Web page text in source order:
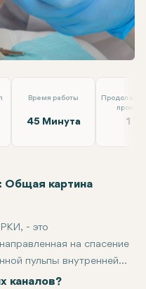
Время работы
45 Минута 1
Общая картина
- это
на спасение
пульпы внутренней
что это
каналов?